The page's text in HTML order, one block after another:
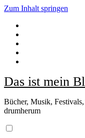
Zum Inhalt springen
Das ist mein
Bücher, Musik,
drumherum